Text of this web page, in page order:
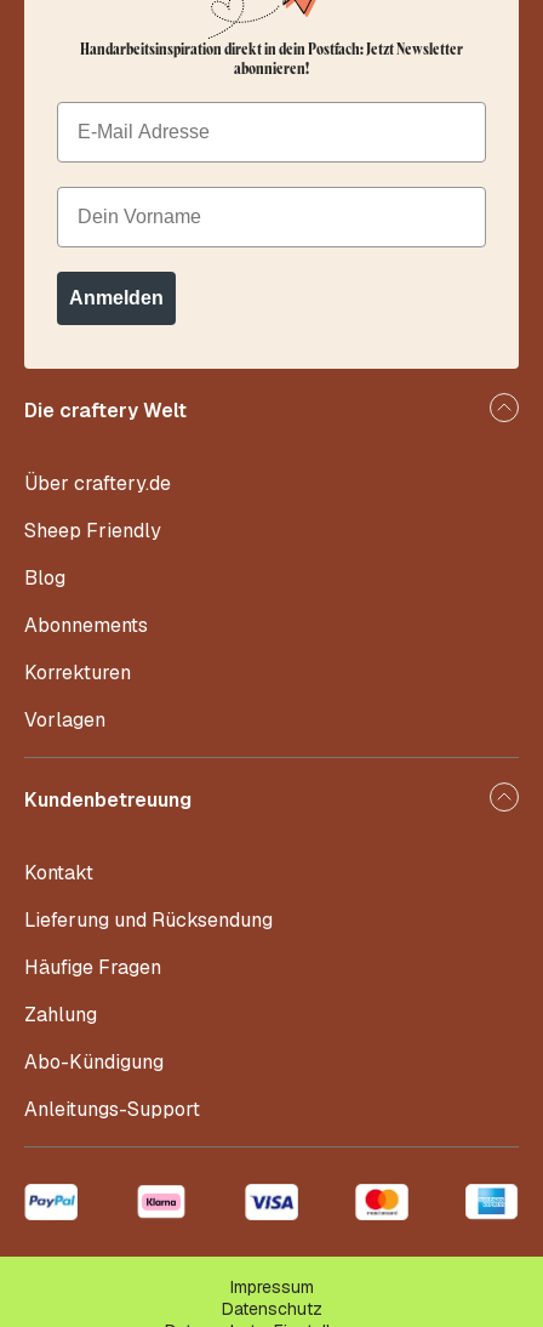
Die craftery Welt
Über craftery.de
Sheep Friendly
Blog
Abonnements
Korrekturen
Vorlagen
Kundenbetreuung
Kontakt
Lieferung und Rücksendung
Häufige Fragen
Zahlung
Abo-Kündigung
Anleitungs-Support
Handarbeitsinspiration direkt in dein Postfach: Jetzt Newsletter
abonnieren!
Email
Dein Vorname
Anmelden
Impressum
Datenschutz